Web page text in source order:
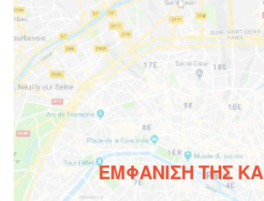
ΕΜΦΆΝΙΣΗ ΤΗΣ